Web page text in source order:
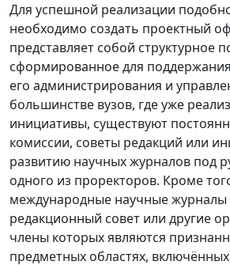
Для успешной реализации
необходимо создать проектный
представляет собой структурное
сформированное для
его администрирования и
большинстве вузов, где уже
инициативы, существуют
комиссии, советы редакций или
развитию научных журналов под
одного из проректоров. Кроме
международные научные
редакционный совет или другие
члены которых являются
предметных областях,